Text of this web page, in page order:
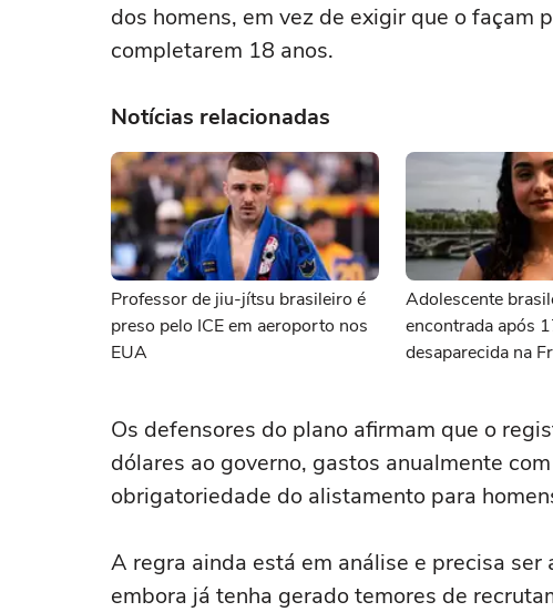
dos homens, em vez de exigir que o façam
completarem 18 anos.
Notícias relacionadas
Professor de jiu-jítsu brasileiro é
preso pelo ICE em aeroporto nos
EUA
Adolescente
encontrada após
desaparecida na
Os defensores do plano afirmam que o
dólares ao governo, gastos anualmente
obrigatoriedade do alistamento para
A regra ainda está em análise e precisa
embora já tenha gerado temores de